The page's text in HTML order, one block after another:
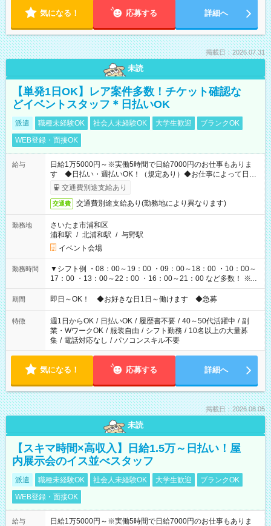
気になる！ 応募する 詳細へ
掲載日：2026.07.31
未読
【単発1日OK】レア案件多数！チケット確認な
どイベントスタッフ＊日払いOK
派遣 職種未経験OK 社会人未経験OK 大学生歓迎
ブランクOK
WEB登録・面接OK
給与
日給1万5000円～※実働5時間で日給7000円のお仕事もありま
す ◆日払い・週払いOK！（規定あり）◆お仕事によって日給
も異なります
交通費別途支給あり
交通費 交通費別途支給あり(勤務地により異なります)
勤務地
さいたま市浦和区
浦和駅 / 北浦和駅 / 与野駅
イベント会場
勤務時間
▼シフト例 ・08：00～19：00 ・09：00～18：00 ・10：00～
17：00 ・13：00～22：00 ・16：00～21：00 など多数！ ※お
仕事により勤務時間が異なります
期間 即日～OK！ ◆お好きな日1日～働けます ◆急募
特徴 週1日からOK / 日払いOK / 履歴書不要 / 40～50代活躍中 / 副
業・WワークOK / 服装自由 / シフト勤務 / 10名以上の大量募
集 / 電話対応なし / パソコンスキル不要
気になる！ 応募する 詳細へ
掲載日：2026.08.05
未読
【スキマ時間×高収入】日給1.5万～日払い！屋
内展示会のイス並べスタッフ
派遣 職種未経験OK 社会人未経験OK 大学生歓迎
ブランクOK
WEB登録・面接OK
給与
日給1万5000円～※実働5時間で日給7000円のお仕事もありま